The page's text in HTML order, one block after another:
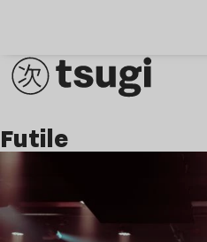
Futile